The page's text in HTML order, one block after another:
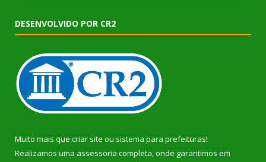
DESENVOLVIDO POR CR2
Muito mais que criar site ou sistema para prefeituras!
Realizamos uma assessoria completa, onde garantimos em